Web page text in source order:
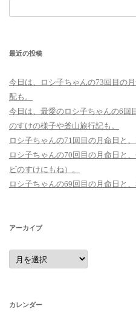
索:
最近の投稿
今日は、ロシ子ちゃんの73回目の
配も。
今日は、最愛のロシ子ちゃんの6回
のすけの様子や釜山旅行記も。
ロシ子ちゃんの71回目の月命日と
ロシ子ちゃんの70回目の月命日と
ビのすけにもね）。
ロシ子ちゃんの69回目の月命日と
アーカイブ
ア
ー
カ
カレンダー